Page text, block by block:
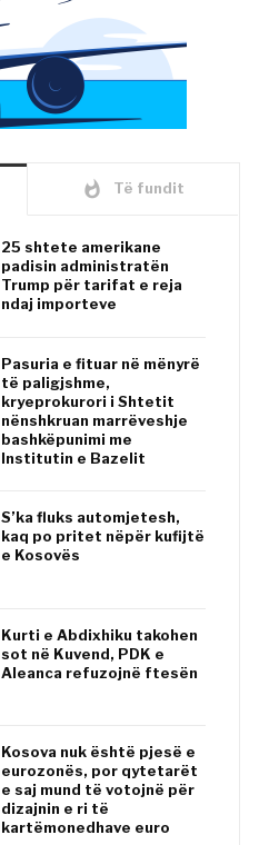
whatshot Të fundit
25 shtete amerikane
padisin administratën
Trump për tarifat e reja
ndaj importeve
Pasuria e fituar në mënyrë
të paligjshme,
kryeprokurori i Shtetit
nënshkruan marrëveshje
bashkëpunimi me
Institutin e Bazelit
S’ka fluks automjetesh,
kaq po pritet nëpër kufijtë
e Kosovës
Kurti e Abdixhiku takohen
sot në Kuvend, PDK e
Aleanca refuzojnë ftesën
Kosova nuk është pjesë e
eurozonës, por qytetarët
e saj mund të votojnë për
dizajnin e ri të
kartëmonedhave euro